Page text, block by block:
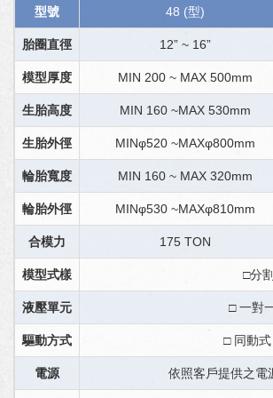
型號 48 (型)
胎圈直徑 12” ~ 16”
模型厚度 MIN 200 ~ MAX 500mm
生胎高度 MIN 160 ~MAX 530mm
生胎外徑 MINφ520 ~MAXφ800mm
輪胎寬度 MIN 160 ~ MAX 320mm
輪胎外徑 MINφ530 ~MAXφ810mm
合模力 175 TON
模型式樣 □分
液壓單元 □ 一
驅動方式 □ 同動
電源 依照客戶提供之